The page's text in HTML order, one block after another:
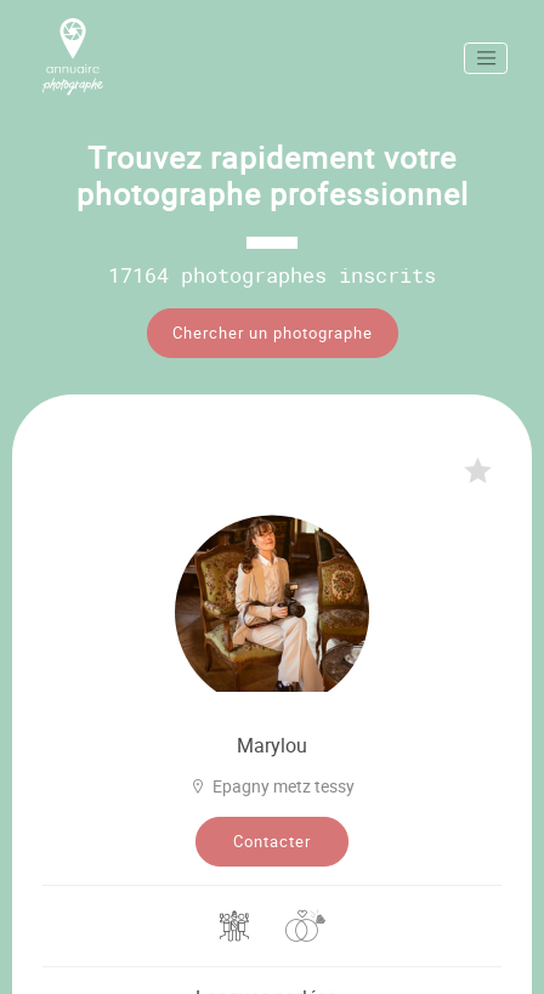
Trouvez rapidement votre
photographe professionnel
17164 photographes inscrits
Chercher un photographe
Marylou
Epagny metz tessy
Contacter